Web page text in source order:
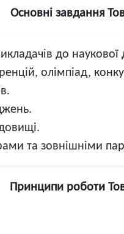
Основні завдання
до наукової
олімпіад,
та зовнішніми
Принципи роботи